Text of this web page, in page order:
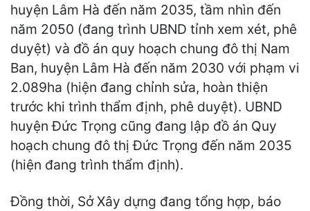
huyện Lâm Hà đến năm 2035, tầm nhìn đến
năm 2050 (đang trình UBND tỉnh xem xét, phê
duyệt) và đồ án quy hoạch chung đô thị Nam
Ban, huyện Lâm Hà đến năm 2030 với phạm vi
2.089ha (hiện đang chỉnh sửa, hoàn thiện
trước khi trình thẩm định, phê duyệt). UBND
huyện Đức Trọng cũng đang lập đồ án Quy
hoạch chung đô thị Đức Trọng đến năm 2035
(hiện đang trình thẩm định).
Đồng thời, Sở Xây dựng đang tổng hợp, báo